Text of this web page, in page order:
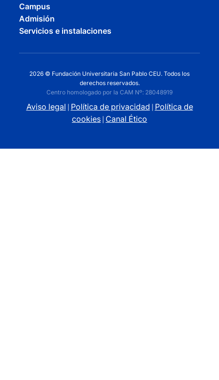
Campus
Admisión
Servicios e instalaciones
2026 © Fundación Universitaria San Pablo CEU. Todos los
derechos reservados.
Centro homologado por la CAM Nº: 28048919
Aviso legal Política de privacidad Política de
cookies Canal Ético